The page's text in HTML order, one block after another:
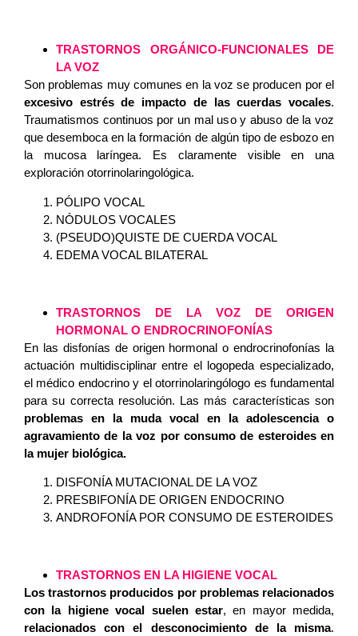
TRASTORNOS ORGÁNICO-FUNCIONALES DE
LA VOZ
Son problemas muy comunes en la voz se producen por el
excesivo estrés de impacto de las cuerdas vocales.
Traumatismos continuos por un mal uso y abuso de la voz
que desemboca en la formación de algún tipo de esbozo en
la mucosa laríngea. Es claramente visible en una
exploración otorrinolaringológica.
PÓLIPO VOCAL
NÓDULOS VOCALES
(PSEUDO)QUISTE DE CUERDA VOCAL
EDEMA VOCAL BILATERAL
TRASTORNOS DE LA VOZ DE ORIGEN
HORMONAL O ENDROCRINOFONÍAS
En las disfonías de origen hormonal o endrocrinofonías la
actuación multidisciplinar entre el logopeda especializado,
el médico endocrino y el otorrinolaringólogo es fundamental
para su correcta resolución. Las más características son
problemas en la muda vocal en la adolescencia o
agravamiento de la voz por consumo de esteroides en
la mujer biológica.
DISFONÍA MUTACIONAL DE LA VOZ
PRESBIFONÍA DE ORIGEN ENDOCRINO
ANDROFONÍA POR CONSUMO DE ESTEROIDES
TRASTORNOS EN LA HIGIENE VOCAL
Los trastornos producidos por problemas relacionados
con la higiene vocal suelen estar, en mayor medida,
relacionados con el desconocimiento de la misma.